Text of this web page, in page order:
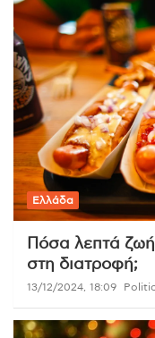
Ελλάδα
Πόσα λεπτά
στη διατροφή;
13/12/2024, 18:09